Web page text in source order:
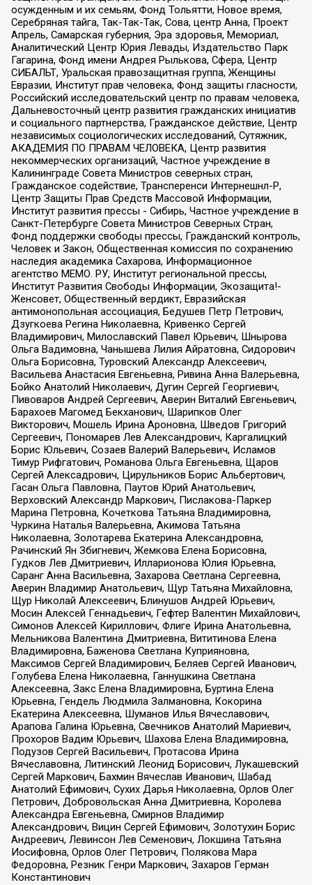
осужденным и их семьям, Фонд Тольятти, Новое время,
Серебряная тайга, Так-Так-Так, Сова, центр Анна, Проект
Апрель, Самарская губерния, Эра здоровья, Мемориал,
Аналитический Центр Юрия Левады, Издательство Парк
Гагарина, Фонд имени Андрея Рылькова, Сфера, Центр
СИБАЛЬТ, Уральская правозащитная группа, Женщины
Евразии, Институт прав человека, Фонд защиты гласности,
Российский исследовательский центр по правам человека,
Дальневосточный центр развития гражданских инициатив
и социального партнерства, Гражданское действие, Центр
независимых социологических исследований, Сутяжник,
АКАДЕМИЯ ПО ПРАВАМ ЧЕЛОВЕКА, Центр развития
некоммерческих организаций, Частное учреждение в
Калининграде Совета Министров северных стран,
Гражданское содействие, Трансперенси Интернешнл-Р,
Центр Защиты Прав Средств Массовой Информации,
Институт развития прессы - Сибирь, Частное учреждение в
Санкт-Петербурге Совета Министров Северных Стран,
Фонд поддержки свободы прессы, Гражданский контроль,
Человек и Закон, Общественная комиссия по сохранению
наследия академика Сахарова, Информационное
агентство МЕМО. РУ, Институт региональной прессы,
Институт Развития Свободы Информации, Экозащита!-
Женсовет, Общественный вердикт, Евразийская
антимонопольная ассоциация, Бедушев Петр Петрович,
Дзугкоева Регина Николаевна, Кривенко Сергей
Владимирович, Милославский Павел Юрьевич, Шнырова
Ольга Вадимовна, Чанышева Лилия Айратовна, Сидорович
Ольга Борисовна, Туровский Александр Алексеевич,
Васильева Анастасия Евгеньевна, Ривина Анна Валерьевна,
Бойко Анатолий Николаевич, Дугин Сергей Георгиевич,
Пивоваров Андрей Сергеевич, Аверин Виталий Евгеньевич,
Барахоев Магомед Бекханович, Шарипков Олег
Викторович, Мошель Ирина Ароновна, Шведов Григорий
Сергеевич, Пономарев Лев Александрович, Каргалицкий
Борис Юльевич, Созаев Валерий Валерьевич, Исламов
Тимур Рифгатович, Романова Ольга Евгеньевна, Щаров
Сергей Алексадрович, Цирульников Борис Альбертович,
Гасан Ольга Павловна, Паутов Юрий Анатольевич,
Верховский Александр Маркович, Пислакова-Паркер
Марина Петровна, Кочеткова Татьяна Владимировна,
Чуркина Наталья Валерьевна, Акимова Татьяна
Николаевна, Золотарева Екатерина Александровна,
Рачинский Ян Збигневич, Жемкова Елена Борисовна,
Гудков Лев Дмитриевич, Илларионова Юлия Юрьевна,
Саранг Анна Васильевна, Захарова Светлана Сергеевна,
Аверин Владимир Анатольевич, Щур Татьяна Михайловна,
Щур Николай Алексеевич, Блинушов Андрей Юрьевич,
Мосин Алексей Геннадьевич, Гефтер Валентин Михайлович,
Симонов Алексей Кириллович, Флиге Ирина Анатольевна,
Мельникова Валентина Дмитриевна, Вититинова Елена
Владимировна, Баженова Светлана Куприяновна,
Максимов Сергей Владимирович, Беляев Сергей Иванович,
Голубева Елена Николаевна, Ганнушкина Светлана
Алексеевна, Закс Елена Владимировна, Буртина Елена
Юрьевна, Гендель Людмила Залмановна, Кокорина
Екатерина Алексеевна, Шуманов Илья Вячеславович,
Арапова Галина Юрьевна, Свечников Анатолий Мариевич,
Прохоров Вадим Юрьевич, Шахова Елена Владимировна,
Подузов Сергей Васильевич, Протасова Ирина
Вячеславовна, Литинский Леонид Борисович, Лукашевский
Сергей Маркович, Бахмин Вячеслав Иванович, Шабад
Анатолий Ефимович, Сухих Дарья Николаевна, Орлов Олег
Петрович, Добровольская Анна Дмитриевна, Королева
Александра Евгеньевна, Смирнов Владимир
Александрович, Вицин Сергей Ефимович, Золотухин Борис
Андреевич, Левинсон Лев Семенович, Локшина Татьяна
Иосифовна, Орлов Олег Петрович, Полякова Мара
Федоровна, Резник Генри Маркович, Захаров Герман
Константинович